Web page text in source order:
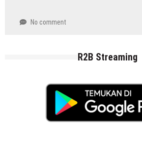
No comment
R2B Streaming